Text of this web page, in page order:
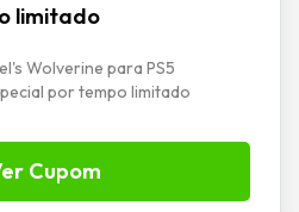
limitado
Wolverine para PS5
por tempo limitado
Cupom